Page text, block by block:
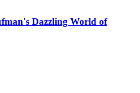
Dazzling World of